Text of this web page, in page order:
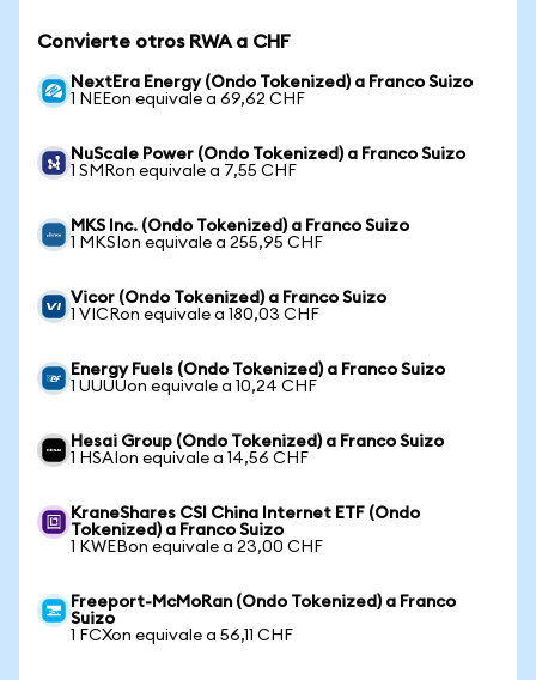
Convierte otros RWA a CHF
NextEra Energy (Ondo Tokenized) a Franco Suizo
1 NEEon equivale a 69,62 CHF
NuScale Power (Ondo Tokenized) a Franco Suizo
1 SMRon equivale a 7,55 CHF
MKS Inc. (Ondo Tokenized) a Franco Suizo
1 MKSIon equivale a 255,95 CHF
Vicor (Ondo Tokenized) a Franco Suizo
1 VICRon equivale a 180,03 CHF
Energy Fuels (Ondo Tokenized) a Franco Suizo
1 UUUUon equivale a 10,24 CHF
Hesai Group (Ondo Tokenized) a Franco Suizo
1 HSAIon equivale a 14,56 CHF
KraneShares CSI China Internet ETF (Ondo
Tokenized) a Franco Suizo
1 KWEBon equivale a 23,00 CHF
Freeport-McMoRan (Ondo Tokenized) a Franco
Suizo
1 FCXon equivale a 56,11 CHF